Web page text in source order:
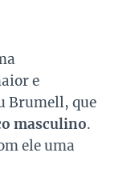
e
Brumell, que
masculino.
ele uma